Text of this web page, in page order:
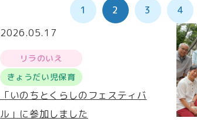
1 2 3 4
2026.05.17
リラのいえ
きょうだい児保育
「いのちとくらしのフェスティバ
ル」に参加しました